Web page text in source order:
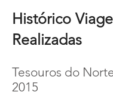
Histórico
Realizadas
Tesouros do
2015